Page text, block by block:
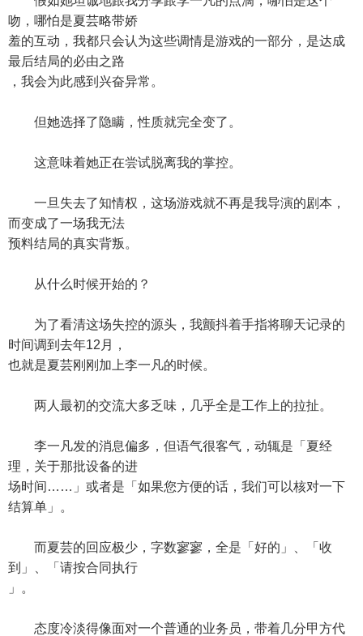
吻，哪怕是夏芸略带娇
羞的互动，我都只会认为这些调情是游戏的一部分，是达成
最后结局的必由之路
，我会为此感到兴奋异常。
但她选择了隐瞒，性质就完全变了。
这意味着她正在尝试脱离我的掌控。
一旦失去了知情权，这场游戏就不再是我导演的剧本，
而变成了一场我无法
预料结局的真实背叛。
从什么时候开始的？
为了看清这场失控的源头，我颤抖着手指将聊天记录的
时间调到去年12月，
也就是夏芸刚刚加上李一凡的时候。
两人最初的交流大多乏味，几乎全是工作上的拉扯。
李一凡发的消息偏多，但语气很客气，动辄是「夏经
理，关于那批设备的进
场时间……」或者是「如果您方便的话，我们可以核对一下
结算单」。
而夏芸的回应极少，字数寥寥，全是「好的」、「收
到」、「请按合同执行
」。
态度冷淡得像面对一个普通的业务员，带着几分甲方代